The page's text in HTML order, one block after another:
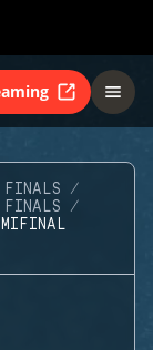
FINALS
FINALS